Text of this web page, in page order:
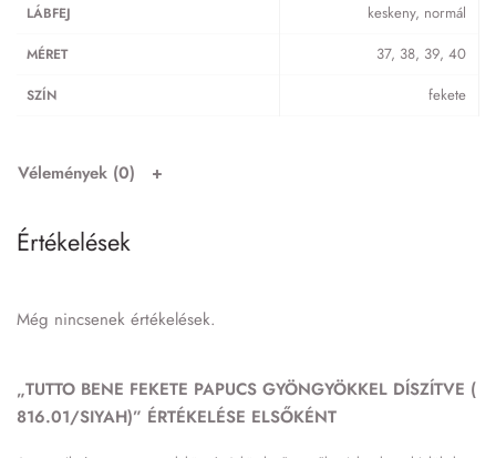
LÁBFEJ keskeny, normál
MÉRET 37, 38, 39, 40
SZÍN fekete
Vélemények (0)
Értékelések
Még nincsenek értékelések.
„TUTTO BENE FEKETE PAPUCS GYÖNGYÖKKEL DÍSZÍTVE (
816.01/SIYAH)” ÉRTÉKELÉSE ELSŐKÉNT